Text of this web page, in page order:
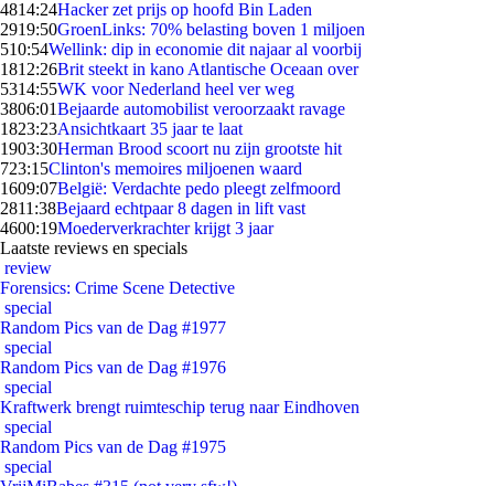
4814:24Hacker zet prijs op hoofd Bin Laden
2919:50GroenLinks: 70% belasting boven 1 miljoen
510:54Wellink: dip in economie dit najaar al voorbij
1812:26Brit steekt in kano Atlantische Oceaan over
5314:55WK voor Nederland heel ver weg
3806:01Bejaarde automobilist veroorzaakt ravage
1823:23Ansichtkaart 35 jaar te laat
1903:30Herman Brood scoort nu zijn grootste hit
723:15Clinton's memoires miljoenen waard
1609:07België: Verdachte pedo pleegt zelfmoord
2811:38Bejaard echtpaar 8 dagen in lift vast
4600:19Moederverkrachter krijgt 3 jaar
Laatste reviews en specials
review
Forensics: Crime Scene Detective
special
Random Pics van de Dag #1977
special
Random Pics van de Dag #1976
special
Kraftwerk brengt ruimteschip terug naar Eindhoven
special
Random Pics van de Dag #1975
special